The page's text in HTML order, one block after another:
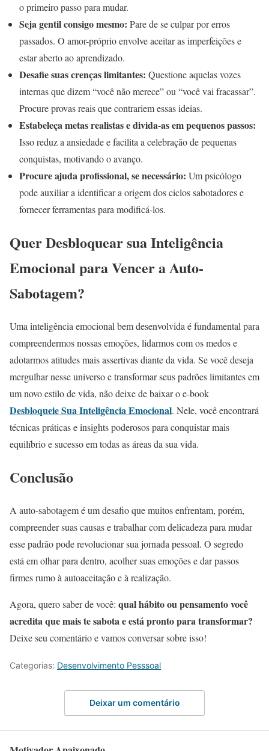
o primeiro passo para mudar.
Seja gentil consigo mesmo: Pare de se culpar por erros
passados. O amor-próprio envolve aceitar as imperfeições e
estar aberto ao aprendizado.
Desafie suas crenças limitantes: Questione aquelas vozes
internas que dizem “você não merece” ou “você vai fracassar”.
Procure provas reais que contrariem essas ideias.
Estabeleça metas realistas e divida-as em pequenos passos:
Isso reduz a ansiedade e facilita a celebração de pequenas
conquistas, motivando o avanço.
Procure ajuda profissional, se necessário: Um psicólogo
pode auxiliar a identificar a origem dos ciclos sabotadores e
fornecer ferramentas para modificá-los.
Quer Desbloquear sua Inteligência
Emocional para Vencer a Auto-
Sabotagem?
Uma inteligência emocional bem desenvolvida é fundamental para
compreendermos nossas emoções, lidarmos com os medos e
adotarmos atitudes mais assertivas diante da vida. Se você deseja
mergulhar nesse universo e transformar seus padrões limitantes em
um novo estilo de vida, não deixe de baixar o e-book
Desbloqueie Sua Inteligência Emocional. Nele, você encontrará
técnicas práticas e insights poderosos para conquistar mais
equilíbrio e sucesso em todas as áreas da sua vida.
Conclusão
A auto-sabotagem é um desafio que muitos enfrentam, porém,
compreender suas causas e trabalhar com delicadeza para mudar
esse padrão pode revolucionar sua jornada pessoal. O segredo
está em olhar para dentro, acolher suas emoções e dar passos
firmes rumo à autoaceitação e à realização.
Agora, quero saber de você: qual hábito ou pensamento você
acredita que mais te sabota e está pronto para transformar?
Deixe seu comentário e vamos conversar sobre isso!
Categorias: Desenvolvimento Pesssoal
Deixar um comentário